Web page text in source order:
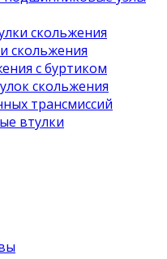
скольжения
скольжения
с буртиком
скольжения
трансмиссий
втулки